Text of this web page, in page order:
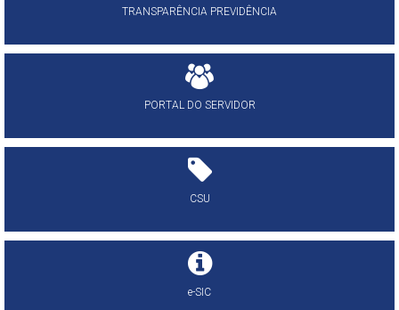
TRANSPARÊNCIA PREVIDÊNCIA
PORTAL DO SERVIDOR
CSU
e-SIC